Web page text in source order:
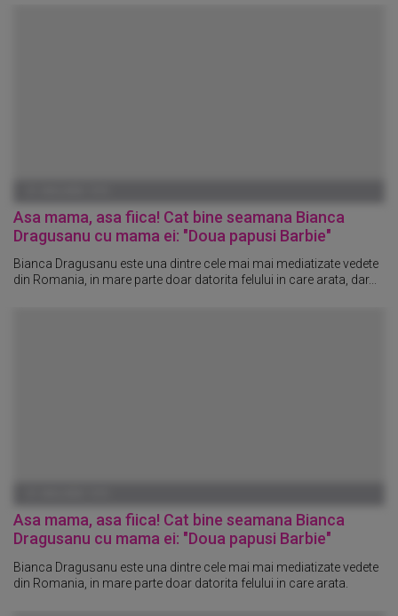
Asa mama, asa fiica! Cat bine seamana Bianca
Dragusanu cu mama ei: "Doua papusi Barbie"
Bianca Dragusanu este una dintre cele mai mai mediatizate vedete
din Romania, in mare parte doar datorita felului in care arata, dar...
Asa mama, asa fiica! Cat bine seamana Bianca
Dragusanu cu mama ei: "Doua papusi Barbie"
Bianca Dragusanu este una dintre cele mai mai mediatizate vedete
din Romania, in mare parte doar datorita felului in care arata.